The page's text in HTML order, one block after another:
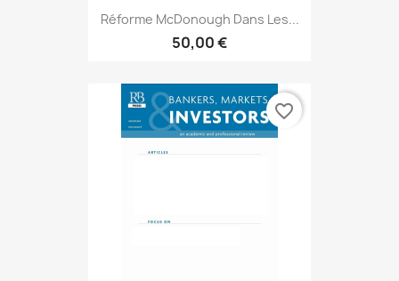
Réforme McDonough Dans Les...
50,00 €
favorite_border